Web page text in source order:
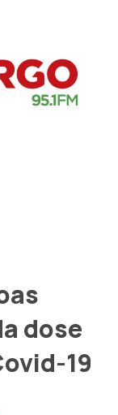
dose
19